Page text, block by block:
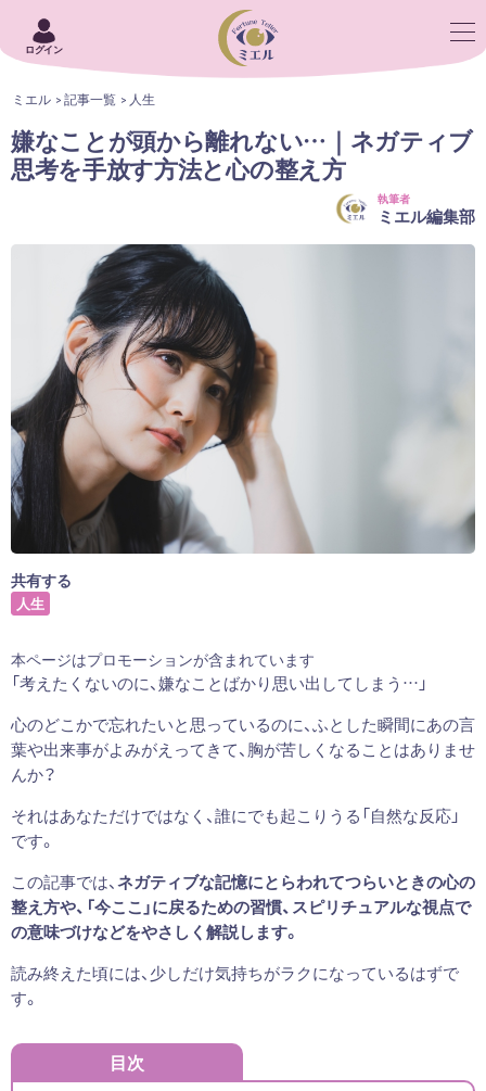
ログイン
ミエル 記事一覧 人生
嫌なことが頭から離れない…｜ネガティブ
思考を手放す方法と心の整え方
執筆者
ミエル編集部
共有する
人生
本ページはプロモーションが含まれています
「考えたくないのに、嫌なことばかり思い出してしまう…」
心のどこかで忘れたいと思っているのに、ふとした瞬間にあの言
葉や出来事がよみがえってきて、胸が苦しくなることはありませ
んか？
それはあなただけではなく、誰にでも起こりうる「自然な反応」
です。
この記事では、ネガティブな記憶にとらわれてつらいときの心の
整え方や、「今ここ」に戻るための習慣、スピリチュアルな視点で
の意味づけなどをやさしく解説します。
読み終えた頃には、少しだけ気持ちがラクになっているはずで
す。
目次